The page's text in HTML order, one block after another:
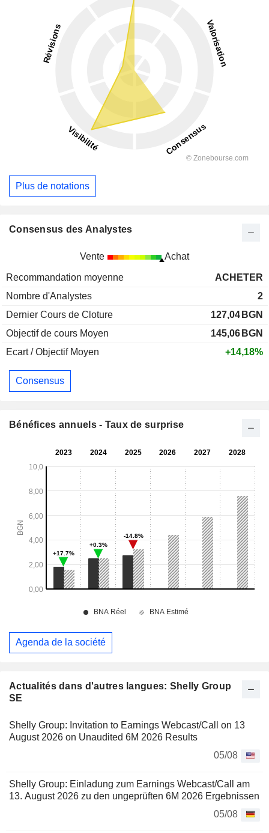
Actualités dans d'autres langues: Shelly Group
SE
Shelly Group: Invitation to Earnings Webcast/Call on 13
August 2026 on Unaudited 6M 2026 Results
05/08
Shelly Group: Einladung zum Earnings Webcast/Call am
13. August 2026 zu den ungeprüften 6M 2026 Ergebnissen
05/08
Plus de notations
Consensus des Analystes
Vente Achat
Recommandation moyenne
ACHETER
Nombre d'Analystes
2
Dernier Cours de Cloture
127,04 BGN
Objectif de cours Moyen
145,06 BGN
Ecart / Objectif Moyen
+14,18%
Consensus
Bénéfices annuels - Taux de surprise
Agenda de la société